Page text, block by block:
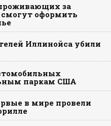
за
оформить
Иллинойса убили
паркам США
в мире провели